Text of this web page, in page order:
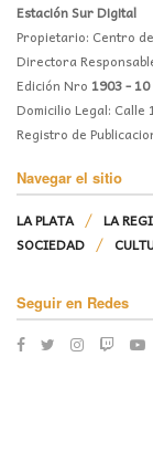
Estación Sur Digital
Propietario: Centro
Directora
Edición Nro 1903 -
Domicilio Legal:
Registro de
Navegar el sitio
LA PLATA LA
SOCIEDAD
Seguir en Redes